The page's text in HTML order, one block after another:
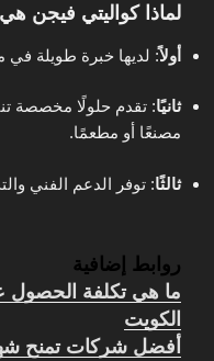
لماذا كواليتي فيجن
أولاً: لديها خبرة طويلة في
ثانيًا: تقدم حلولًا مخصصة
مصنعًا أو مطعمًا.
ثالثًا: توفر الدعم الفني
روابط إضافية
الكويت